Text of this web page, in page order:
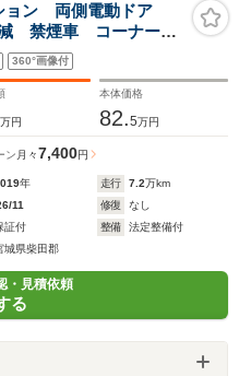
ョン 両側電動ドア
禁煙車 コーナーセ
ートキー ETC ク
フルセグTV 誤発進
360°画像付
万円
本体価格
82.5万円
ン 月々7,400円
年 走行 7.2万km
11 修復
なし
証付 整備
法定整備付
城県柴田郡
・見積依頼
る